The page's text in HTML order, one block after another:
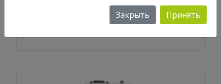
Артикул: Н00004623
Закрыть Принять